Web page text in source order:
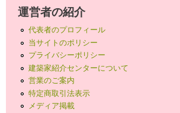
運営者の紹介
代表者のプロフィール
当サイトのポリシー
プライバシーポリシー
建築家紹介センターについて
営業のご案内
特定商取引法表示
メディア掲載